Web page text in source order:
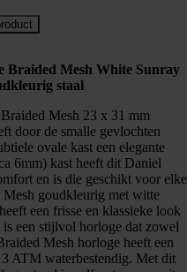
Braided Mesh White Sunray
staal
Mesh 23 x 31 mm
door de smalle gevlochten
ovale kast een elegante
6mm) kast heeft dit Daniel
en is die geschikt voor elke
Mesh goudkleurig met witte
een frisse en klassieke look
is een stijlvol horloge dat zowel
Mesh horloge heeft een
ATM waterbestendig. Met dit